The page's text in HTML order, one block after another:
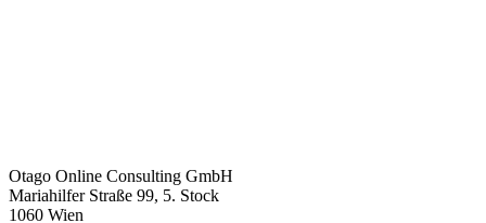
Otago Online Consulting GmbH
Mariahilfer Straße 99, 5. Stock
1060 Wien